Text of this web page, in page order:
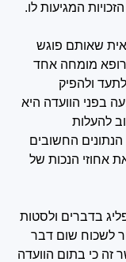
המגיעות לו.
שאותם פוגש
מומחה אחד
ולהפיק
בפני הוועדה היא
להעלות
החשובים
אחוזי הנכות של
בדברים ולסטות
לשכוח שום דבר
זה כי בתום הוועדה